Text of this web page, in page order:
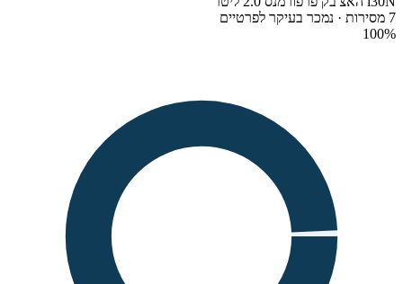
7 מסירות · נמכר בעיקר לפרטיים
100%